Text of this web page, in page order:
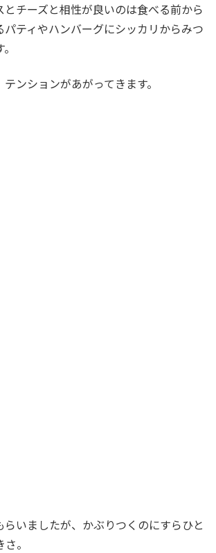
とチーズと相性が良いのは食べる前から
パティやハンバーグにシッカリからみつ
ンションがあがってきます。
らいましたが、かぶりつくのにすらひと
。